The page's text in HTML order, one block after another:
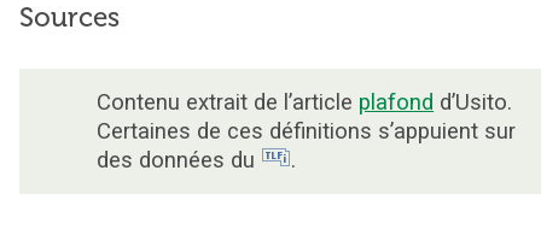
Sources
Contenu extrait de l’article plafond d’Usito.
Certaines de ces définitions s’appuient sur
des données du
.